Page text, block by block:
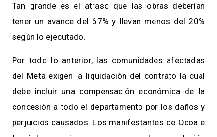
Tan grande es el atraso que las obras deberían
tener un avance del 67% y llevan menos del 20%
según lo ejecutado.
Por todo lo anterior, las comunidades afectadas
del Meta exigen la liquidación del contrato la cual
debe incluir una compensación económica de la
concesión a todo el departamento por los daños y
perjuicios causados. Los manifestantes de Ocoa e